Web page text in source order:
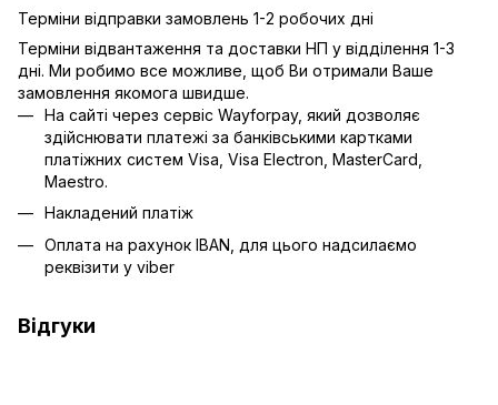
Терміни відправки замовлень 1-2 робочих дні
Терміни відвантаження та доставки НП у відділення 1-3
дні. Ми робимо все можливе, щоб Ви отримали Ваше
замовлення якомога швидше.
На сайті через сервіс Wayforpay, який дозволяє
здійснювати платежі за банківськими картками
платіжних систем Visa, Visa Electron, MasterCard,
Maestro.
Накладений платіж
Оплата на рахунок IBAN, для цього надсилаємо
реквізити у viber
Відгуки